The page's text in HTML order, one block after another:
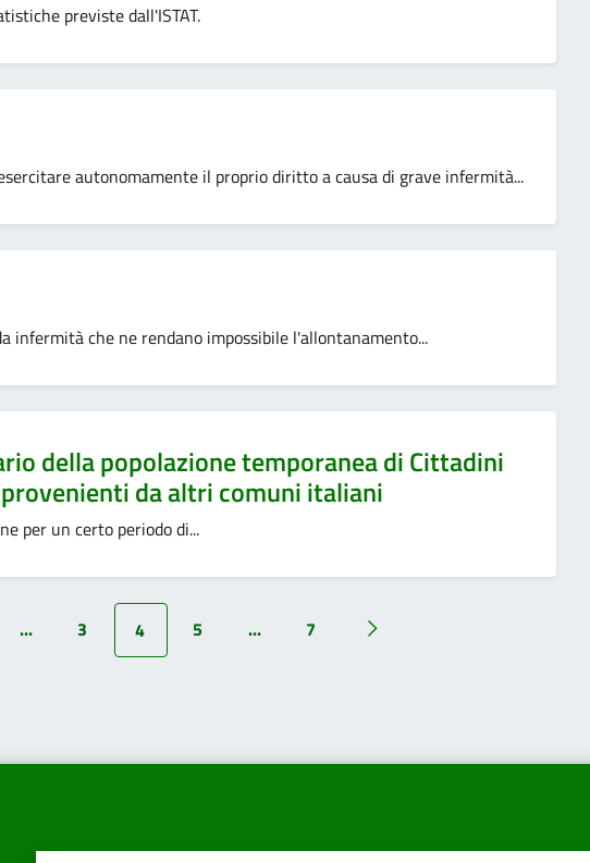
previste dall'ISTAT.
autonomamente il proprio diritto a causa di grave infermità...
infermità che ne rendano impossibile l'allontanamento...
della popolazione temporanea di Cittadini
da altri comuni italiani
per un certo periodo di...
... 3 4 5 ... 7